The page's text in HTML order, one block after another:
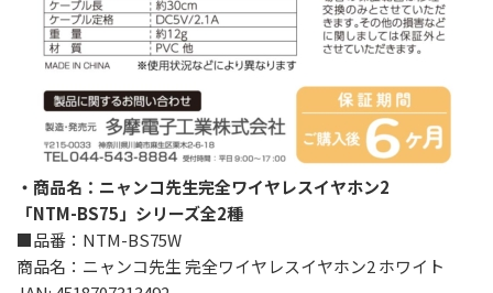
・商品名：ニャンコ先生完全ワイヤレスイヤホン2
「NTM-BS75」シリーズ全2種
■品番：NTM-BS75W
商品名：ニャンコ先生 完全ワイヤレスイヤホン2 ホワイト